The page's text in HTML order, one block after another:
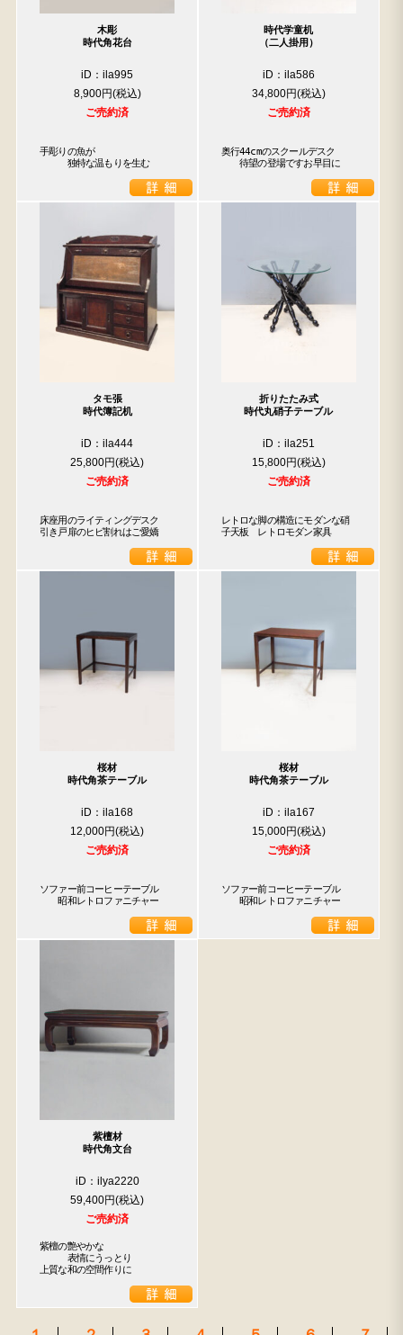
木彫
時代角花台
iD：ila995
8,900円
ご売約済
手彫りの魚が
独特な温もりを生む
時代学童机
（二人掛用）
iD：ila586
34,800円
ご売約済
奥行44cmのスクールデスク
待望の登場ですお早目に
タモ張
時代簿記机
iD：ila444
25,800円
ご売約済
床座用のライティングデスク
引き戸扉のヒビ割れはご愛嬌
折りたたみ式
時代丸硝子テーブル
iD：ila251
15,800円
ご売約済
レトロな脚の構造にモダンな硝
子天板　レトロモダン家具
桜材
時代角茶テーブル
iD：ila168
12,000円
ご売約済
ソファー前コーヒーテーブル
昭和レトロファニチャー
桜材
時代角茶テーブル
iD：ila167
15,000円
ご売約済
ソファー前コーヒーテーブル
昭和レトロファニチャー
紫檀材
時代角文台
iD：ilya2220
59,400円
ご売約済
紫檀の艶やかな
表情にうっとり
上質な和の空間作りに